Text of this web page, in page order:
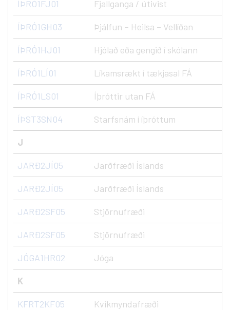
ÍÞRÓ1FJ01 Fjallganga / útivist
ÍÞRÓ1GH03 Þjálfun – Heilsa – Vellíðan
ÍÞRÓ1HJ01 Hjólað eða gengið í skólann
ÍÞRÓ1LÍ01 Líkamsrækt í tækjasal FÁ
ÍÞRÓ1LS01 Íþróttir utan FÁ
ÍÞST3SN04 Starfsnám í íþróttum
J
JARÐ2JÍ05 Jarðfræði Íslands
JARÐ2JÍ05 Jarðfræði Íslands
JARÐ2SF05 Stjörnufræði
JARÐ2SF05 Stjörnufræði
JÓGA1HR02 Jóga
K
KFRT2KF05 Kvikmyndafræði